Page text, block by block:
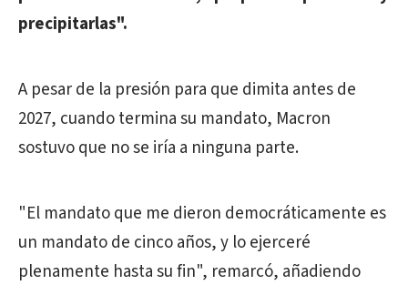
precipitarlas".
A pesar de la presión para que dimita antes de
2027, cuando termina su mandato, Macron
sostuvo que no se iría a ninguna parte.
"El mandato que me dieron democráticamente es
un mandato de cinco años, y lo ejerceré
plenamente hasta su fin", remarcó, añadiendo